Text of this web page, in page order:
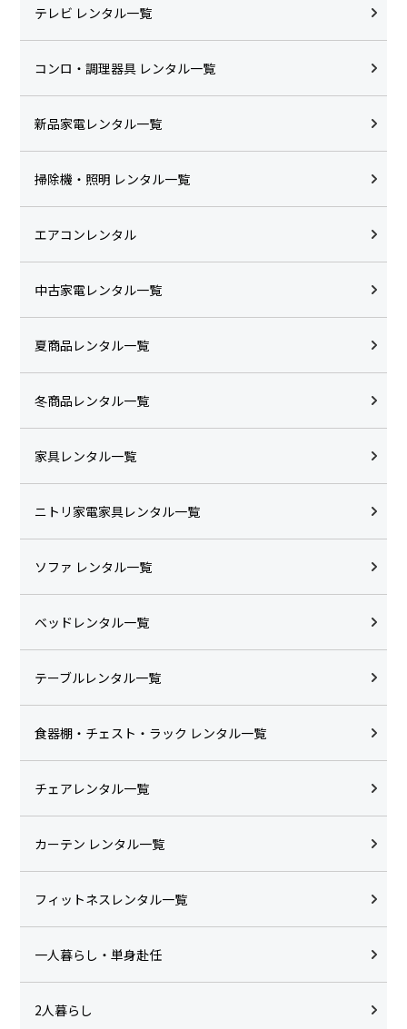
テレビ レンタル一覧
コンロ・調理器具 レンタル一覧
新品家電レンタル一覧
掃除機・照明 レンタル一覧
エアコンレンタル
中古家電レンタル一覧
夏商品レンタル一覧
冬商品レンタル一覧
家具レンタル一覧
ニトリ家電家具レンタル一覧
ソファ レンタル一覧
ベッドレンタル一覧
テーブルレンタル一覧
食器棚・チェスト・ラック レンタル一覧
チェアレンタル一覧
カーテン レンタル一覧
フィットネスレンタル一覧
一人暮らし・単身赴任
2人暮らし